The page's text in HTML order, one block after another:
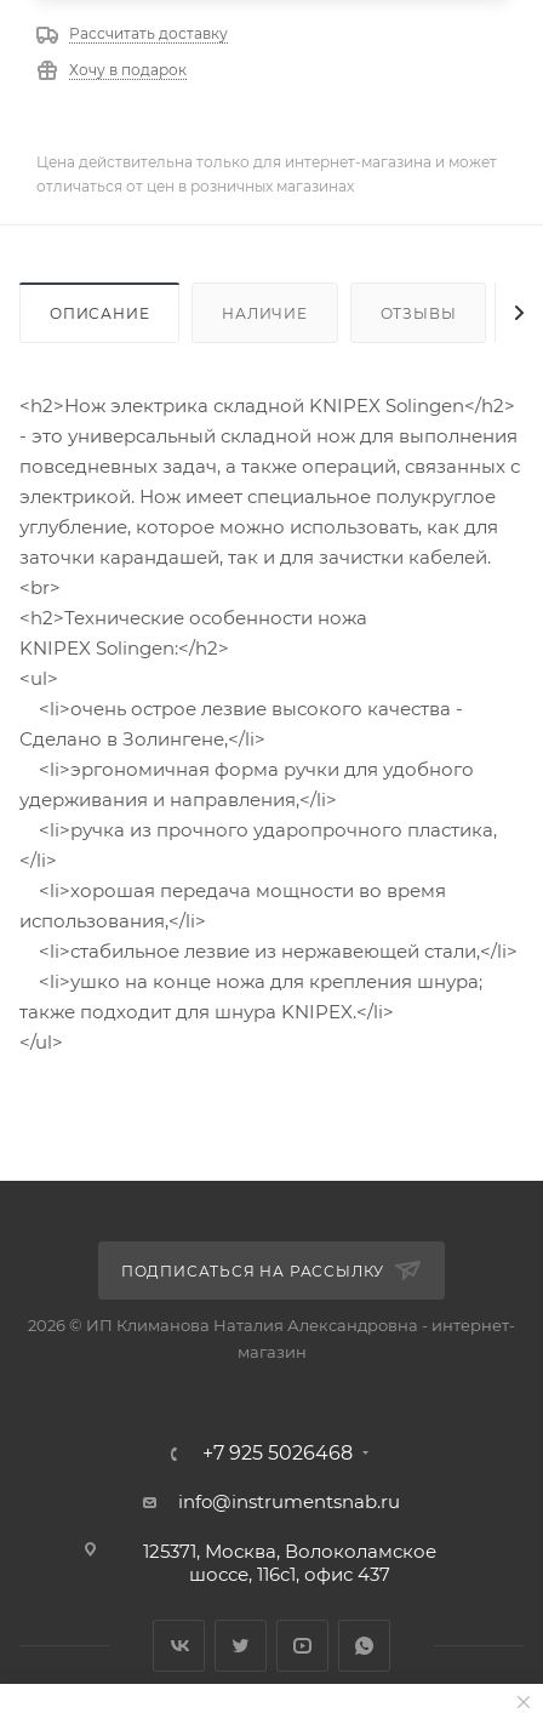
Рассчитать доставку
Хочу в подарок
Цена действительна только для интернет-магазина и может
отличаться от цен в розничных магазинах
ОПИСАНИЕ НАЛИЧИЕ ОТЗЫВЫ
<h2>Нож электрика складной KNIPEX Solingen</h2>
- это универсальный складной нож для выполнения
повседневных задач, а также операций, связанных с
электрикой. Нож имеет специальное полукруглое
углубление, которое можно использовать, как для
заточки карандашей, так и для зачистки кабелей.
<br>
<h2>Технические особенности ножа
KNIPEX Solingen:</h2>
<ul>
<li>очень острое лезвие высокого качества -
Сделано в Золингене,</li>
<li>эргономичная форма ручки для удобного
удерживания и направления,</li>
<li>ручка из прочного ударопрочного пластика,
</li>
<li>хорошая передача мощности во время
использования,</li>
<li>стабильное лезвие из нержавеющей стали,</li>
<li>ушко на конце ножа для крепления шнура;
также подходит для шнура KNIPEX.</li>
</ul>
ПОДПИСАТЬСЯ НА РАССЫЛКУ
2026 © ИП Климанова Наталия Александровна - интернет-
магазин
+7 925 5026468
info@instrumentsnab.ru
125371, Москва, Волоколамское
шоссе, 116с1, офис 437